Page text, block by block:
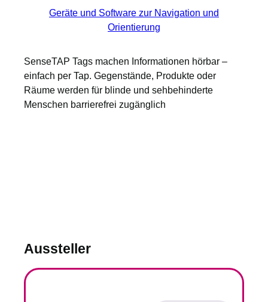
Geräte und Software zur Navigation und
Orientierung
SenseTAP Tags machen Informationen hörbar –
einfach per Tap. Gegenstände, Produkte oder
Räume werden für blinde und sehbehinderte
Menschen barrierefrei zugänglich
Aussteller